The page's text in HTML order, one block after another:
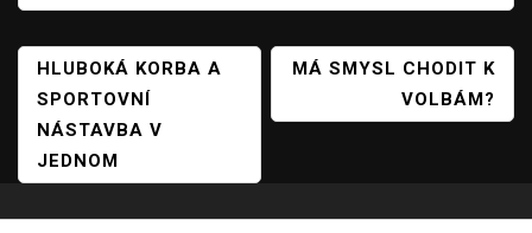
Navigace
Pro
Příspěvek
HLUBOKÁ KORBA A
SPORTOVNÍ
NÁSTAVBA V
JEDNOM
MÁ SMYSL CHODIT K
VOLBÁM?